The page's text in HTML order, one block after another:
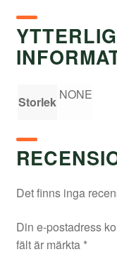
Storlek NONE
Det finns inga
Din e-postadress
fält är märkta *